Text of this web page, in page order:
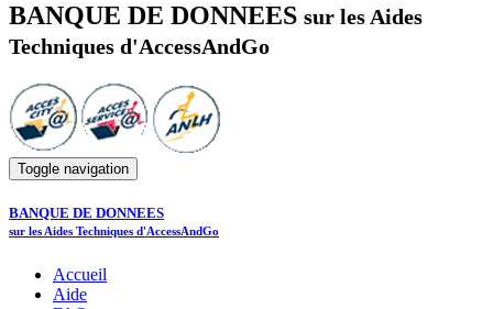
BANQUE DE DONNEES sur les Aides
Techniques d'AccessAndGo
Toggle navigation
BANQUE DE DONNEES
sur les Aides Techniques d'AccessAndGo
Accueil
Aide